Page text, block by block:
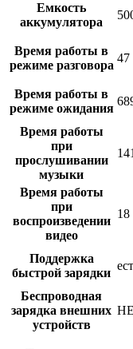
Емкость
аккумулятора
Время работы в
режиме разговора
47
Время работы в
режиме ожидания
Время работы
при
прослушивании
музыки
141
Время работы
при
воспроизведении
видео
18
Поддержка
быстрой зарядки
Беспроводная
зарядка внешних
устройств